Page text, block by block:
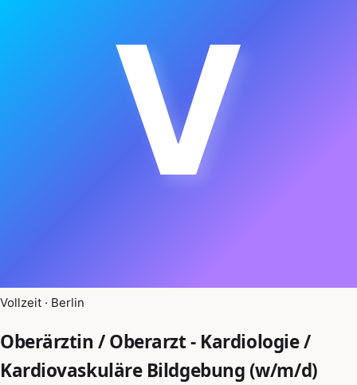
V
Vollzeit · Berlin
Oberärztin / Oberarzt - Kardiologie /
Kardiovaskuläre Bildgebung (w/m/d)